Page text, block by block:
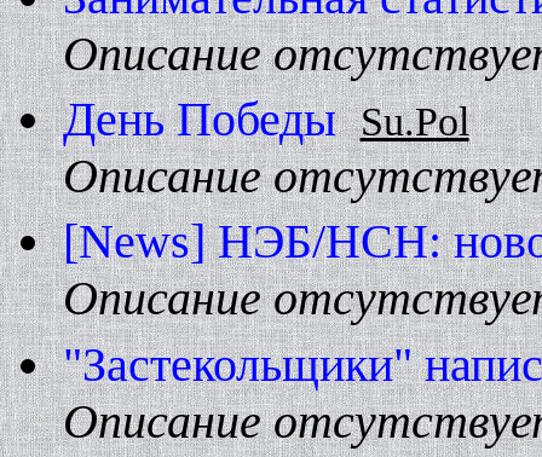
Описание
День Победы Su.Pol
Описание
[News] HЭБ/HCH:
Описание
"Застекольщики"
Описание